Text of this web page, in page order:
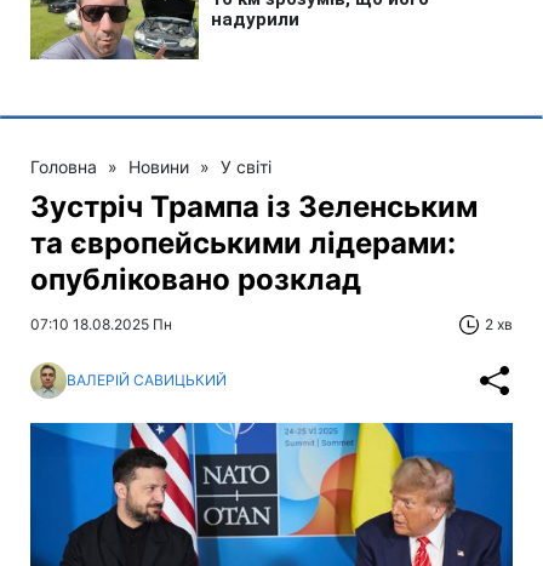
Головна » Новини » У світі
Зустріч Трампа із Зеленським
та європейськими лідерами:
опубліковано розклад
07:10 18.08.2025 Пн 2 хв
ВАЛЕРІЙ САВИЦЬКИЙ